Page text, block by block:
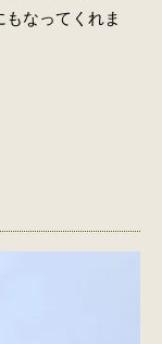
なってくれま